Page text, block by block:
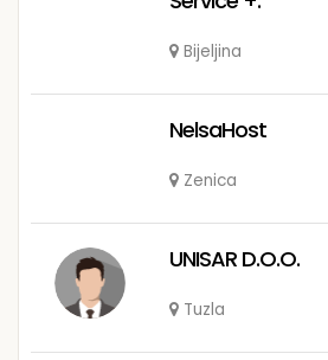
Bijeljina
NelsaHost
Zenica
UNISAR D.O.O.
Tuzla